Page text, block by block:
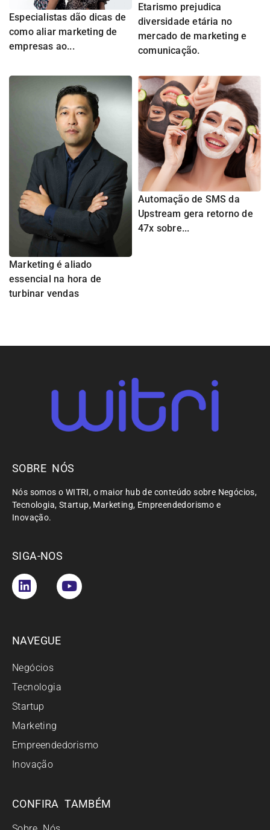
Especialistas dão dicas de
como aliar marketing de
empresas ao...
Etarismo prejudica
diversidade etária no
mercado de marketing e
comunicação.
Marketing é aliado
essencial na hora de
turbinar vendas
Automação de SMS da
Upstream gera retorno de
47x sobre...
SOBRE NÓS
Nós somos o WITRI, o maior hub de conteúdo sobre Negócios,
Tecnologia, Startup, Marketing, Empreendedorismo e
Inovação.
SIGA-NOS
NAVEGUE
Negócios
Tecnologia
Startup
Marketing
Empreendedorismo
Inovação
CONFIRA TAMBÉM